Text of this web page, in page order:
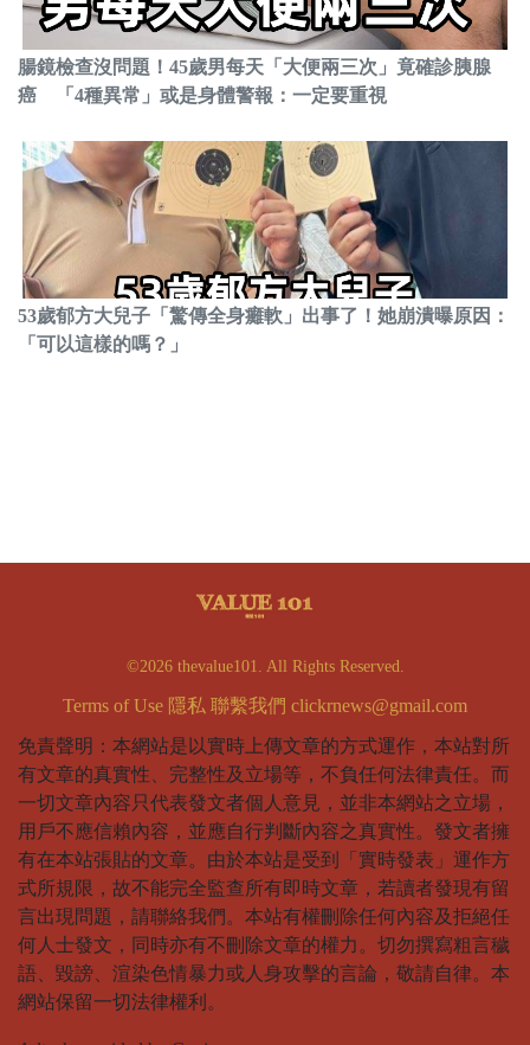
腸鏡檢查沒問題！45歲男每天「大便兩三次」竟確診胰腺
癌 「4種異常」或是身體警報：一定要重視
53歲郁方大兒子「驚傳全身癱軟」出事了！她崩潰曝原因：
「可以這樣的嗎？」
©2026 thevalue101. All Rights Reserved.
Terms of Use 隱私 聯繫我們 clickrnews@gmail.com
免責聲明：本網站是以實時上傳文章的方式運作，本站對所
有文章的真實性、完整性及立場等，不負任何法律責任。而
一切文章內容只代表發文者個人意見，並非本網站之立場，
用戶不應信賴內容，並應自行判斷內容之真實性。發文者擁
有在本站張貼的文章。由於本站是受到「實時發表」運作方
式所規限，故不能完全監查所有即時文章，若讀者發現有留
言出現問題，請聯絡我們。本站有權刪除任何內容及拒絕任
何人士發文，同時亦有不刪除文章的權力。切勿撰寫粗言穢
語、毀謗、渲染色情暴力或人身攻擊的言論，敬請自律。本
網站保留一切法律權利。